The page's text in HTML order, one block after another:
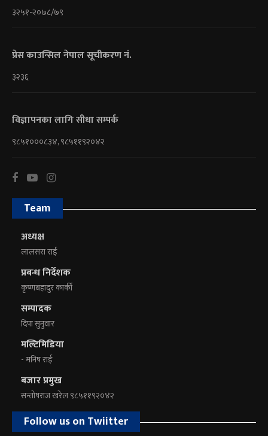
३२५१-२०७८/७९
प्रेस काउन्सिल नेपाल सूचीकरण नं.
३२३६
विज्ञापनका लागि सीधा सम्पर्क
९८५१०००८३४, ९८५११९२०४२
Team
अध्यक्ष
लालसरा राई
प्रबन्ध निर्देशक
कृष्णबहादुर कार्की
सम्पादक
दिपा सुनुवार
मल्टिमिडिया
- मनिष राई
बजार प्रमुख
सन्तोषराज खरेल ९८५११९२०४२
Follow us on Twiitter